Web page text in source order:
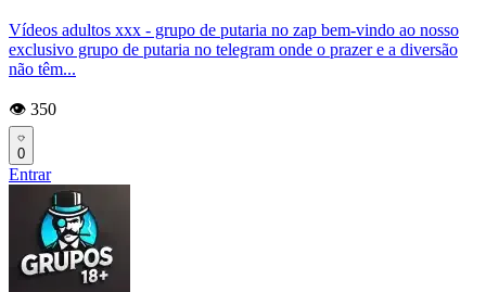
Vídeos adultos xxx - grupo de putaria no zap bem-vindo ao nosso
exclusivo grupo de putaria no telegram onde o prazer e a diversão
não têm...
👁️ 350
0
Entrar